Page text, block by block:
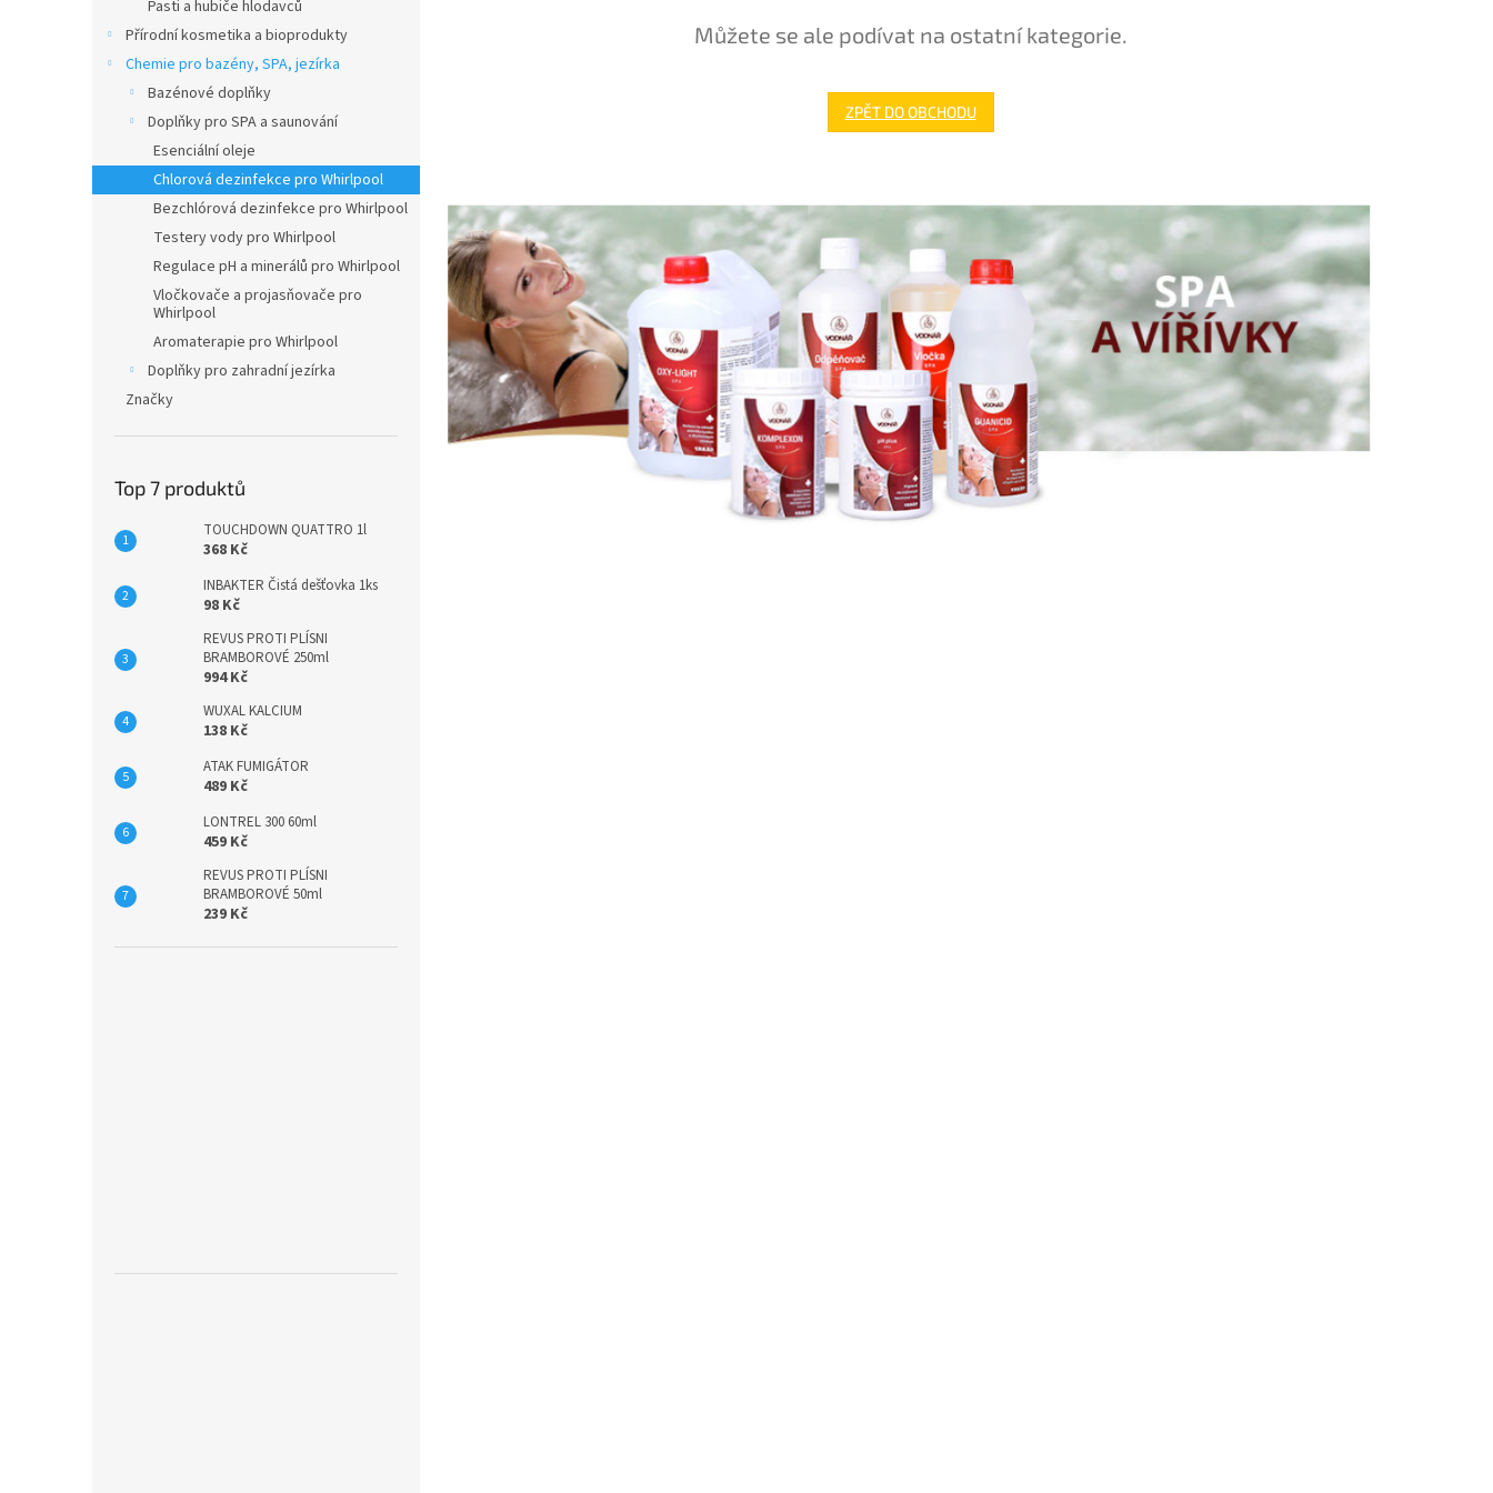
Pasti a hubiče hlodavců
Přírodní kosmetika a bioprodukty
Chemie pro bazény, SPA, jezírka
Bazénové doplňky
Doplňky pro SPA a saunování
Esenciální oleje
Chlorová dezinfekce pro Whirlpool
Bezchlórová dezinfekce pro Whirlpool
Testery vody pro Whirlpool
Regulace pH a minerálů pro Whirlpool
Vločkovače a projasňovače pro
Whirlpool
Aromaterapie pro Whirlpool
Doplňky pro zahradní jezírka
Značky
Top 7 produktů
TOUCHDOWN QUATTRO 1l
368 Kč
INBAKTER Čistá dešťovka 1ks
98 Kč
REVUS PROTI PLÍSNI
BRAMBOROVÉ 250ml
994 Kč
WUXAL KALCIUM
138 Kč
ATAK FUMIGÁTOR
489 Kč
LONTREL 300 60ml
459 Kč
REVUS PROTI PLÍSNI
BRAMBOROVÉ 50ml
239 Kč
Můžete se ale podívat na ostatní kategorie.
ZPĚT DO OBCHODU